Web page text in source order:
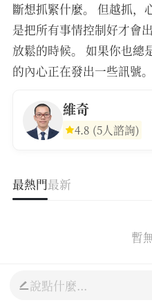
斷想抓緊什麼。 但越抓，
是把所有事情控制好才會
放鬆的時候。 如果你也總
的內心正在發出一些訊號。
維奇
4.8 (5人諮詢)
最熱門最新
暫